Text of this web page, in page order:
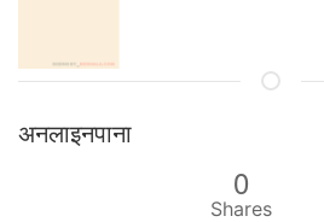
अनलाइनपाना
0
Shares